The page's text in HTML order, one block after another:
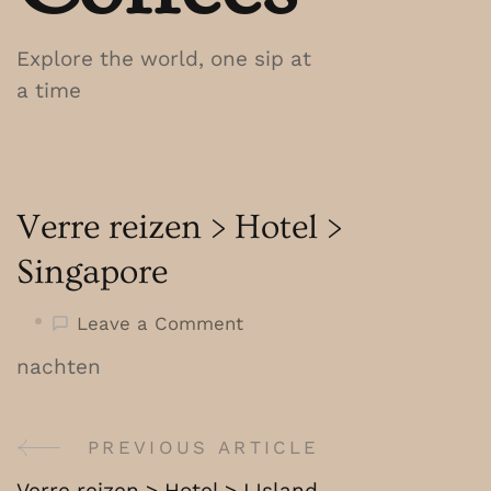
Explore the world, one sip at
a time
Verre reizen > Hotel >
Singapore
Leave a Commenton
nachten
PostPREVIOUS ARTICLE